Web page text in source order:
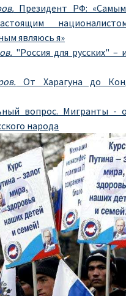
Президент РФ:
являюсь я»
"Россия для русских" –
От Харагуна до
вопрос. Мигранты -
народа